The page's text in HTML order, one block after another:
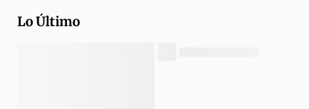
Lo Último